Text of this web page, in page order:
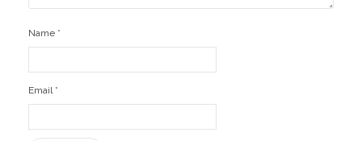
Name *
Email *